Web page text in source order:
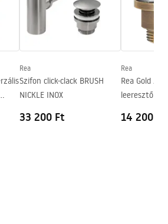
350
135
Nem
_5.pdf
Rea
Szifon click-clack BRUSH
NICKLE INOX
33 200 Ft
Rea
Rea Gold
leeresztő
14 200 Ft